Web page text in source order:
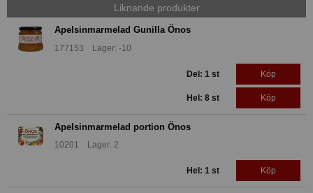
Liknande produkter
Apelsinmarmelad Gunilla Önos
177153 Lager: -10
Del: 1 st Köp
Hel: 8 st Köp
Apelsinmarmelad portion Önos
10201 Lager: 2
Hel: 1 st Köp